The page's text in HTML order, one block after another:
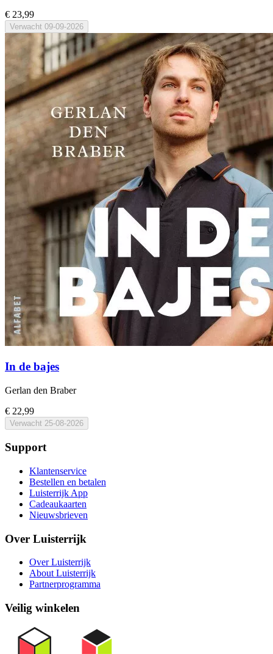
€ 23,99
Verwacht 09-09-2026
In de bajes
Gerlan den Braber
€ 22,99
Verwacht 25-08-2026
Support
Klantenservice
Bestellen en betalen
Luisterrijk App
Cadeaukaarten
Nieuwsbrieven
Over Luisterrijk
Over Luisterrijk
About Luisterrijk
Partnerprogramma
Veilig winkelen